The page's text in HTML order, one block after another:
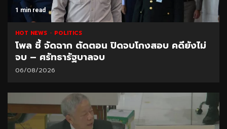
1 min read
HOT NEWS POLITICS
โพล ชี้ จัดฉาก ตัดตอน ปิดจบโกงสอบ คดียังไม่
จบ – ศรัทธารัฐบาลจบ
06/08/2026